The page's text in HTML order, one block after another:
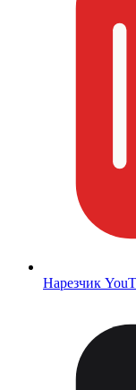
Нарезчик